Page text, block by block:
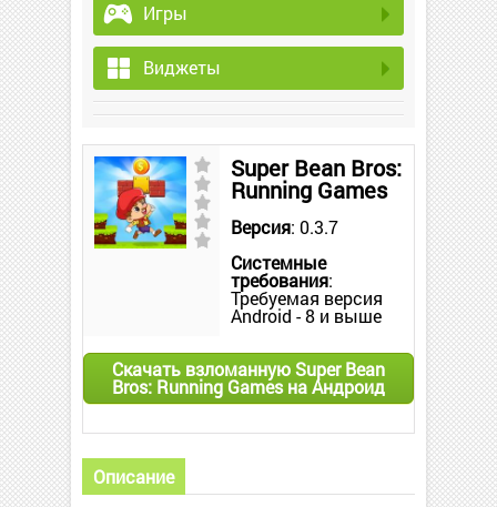
Игры
Виджеты
Super Bean Bros:
Running Games
Версия: 0.3.7
Системные
требования:
Требуемая версия
Android - 8 и выше
Скачать взломанную Super Bean
Bros: Running Games на Андроид
Описание